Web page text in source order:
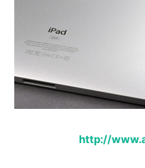
http://